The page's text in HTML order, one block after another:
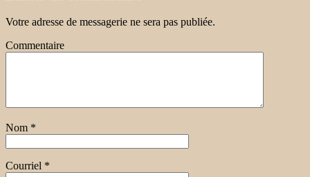
Votre adresse de messagerie ne sera pas publiée.
Commentaire
Nom *
Courriel *